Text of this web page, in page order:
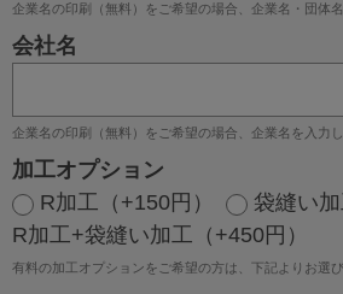
企業名の印刷（無料）をご希望の場合、企業名・団体
会社名
企業名の印刷（無料）をご希望の場合、企業名を入力し
加工オプション
R加工（+150円）
袋縫い加
R加工+袋縫い加工（+450円）
有料の加工オプションをご希望の方は、下記よりお選び